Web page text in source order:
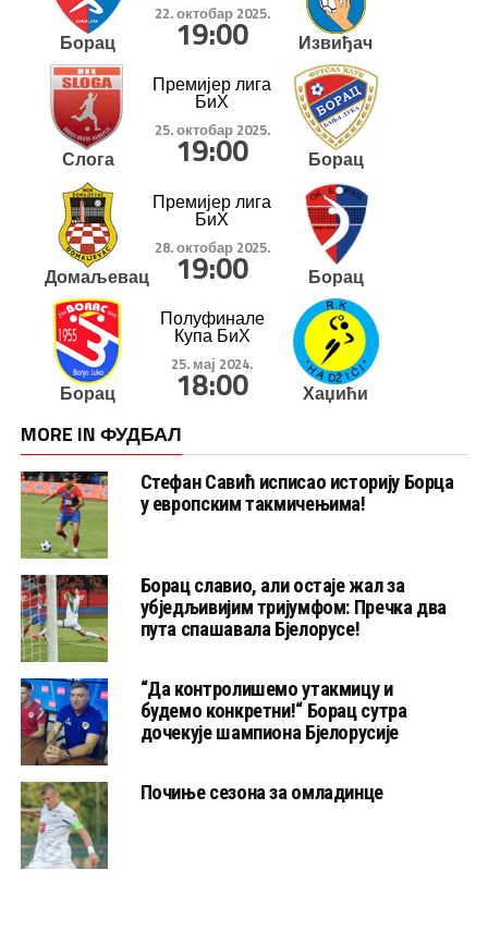
Борац
22. октобар 2025.
19:00 Извиђач
Слога
Премијер лига
БиХ
25. октобар 2025.
19:00 Борац
Домаљевац
Премијер лига
БиХ
28. октобар 2025.
19:00 Борац
Борац
Полуфинале
Купа БиХ
25. мај 2024.
18:00 Хаџићи
MORE IN ФУДБАЛ
Стефан Савић исписао историју Борца
у европским такмичењима!
Борац славио, али остаје жал за
убједљивијим тријумфом: Пречка два
пута спашавала Бјелорусе!
“Да контролишемо утакмицу и
будемо конкретни!“ Борац сутра
дочекује шампиона Бјелорусије
Почиње сезона за омладинце